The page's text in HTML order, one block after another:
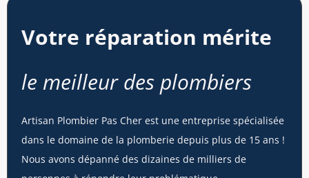
Votre réparation mérite
le meilleur des plombiers
Artisan Plombier Pas Cher est une entreprise spécialisée
dans le domaine de la plomberie depuis plus de 15 ans !
Nous avons dépanné des dizaines de milliers de